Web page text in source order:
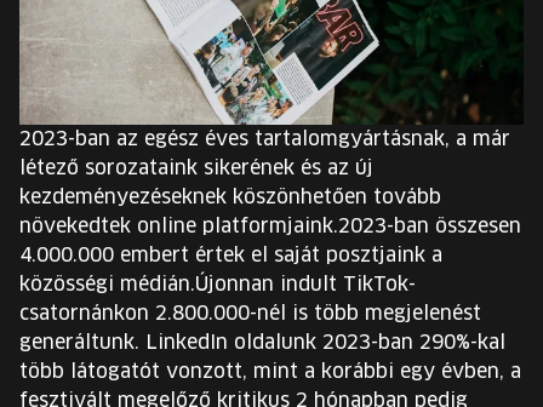
2023-ban az egész éves tartalomgyártásnak, a már
létező sorozataink sikerének és az új
kezdeményezéseknek köszönhetően tovább
növekedtek online platformjaink.2023-ban összesen
4.000.000 embert értek el saját posztjaink a
közösségi médián.Újonnan indult TikTok-
csatornánkon 2.800.000-nél is több megjelenést
generáltunk. LinkedIn oldalunk 2023-ban 290%-kal
több látogatót vonzott, mint a korábbi egy évben, a
fesztivált megelőző kritikus 2 hónapban pedig